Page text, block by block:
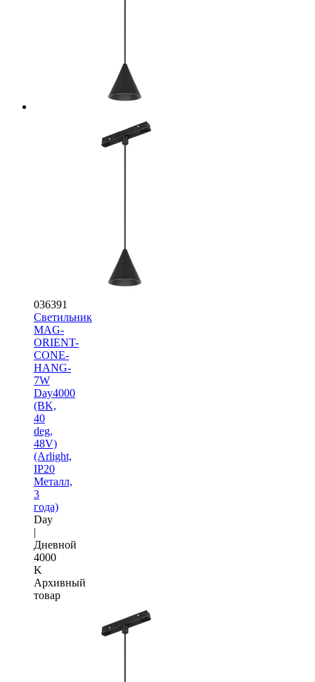
036391
Светильник
MAG-
ORIENT-
CONE-
HANG-
7W
Day4000
(BK,
40
deg,
48V)
(Arlight,
IP20
Металл,
3
года)
Day
|
Дневной
4000
K
Архивный
товар